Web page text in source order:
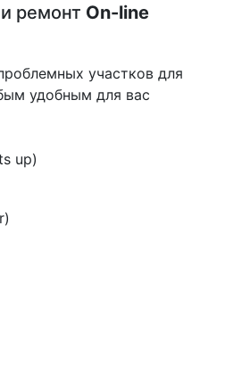
ремонт On-line
участков для
удобным для вас
up)